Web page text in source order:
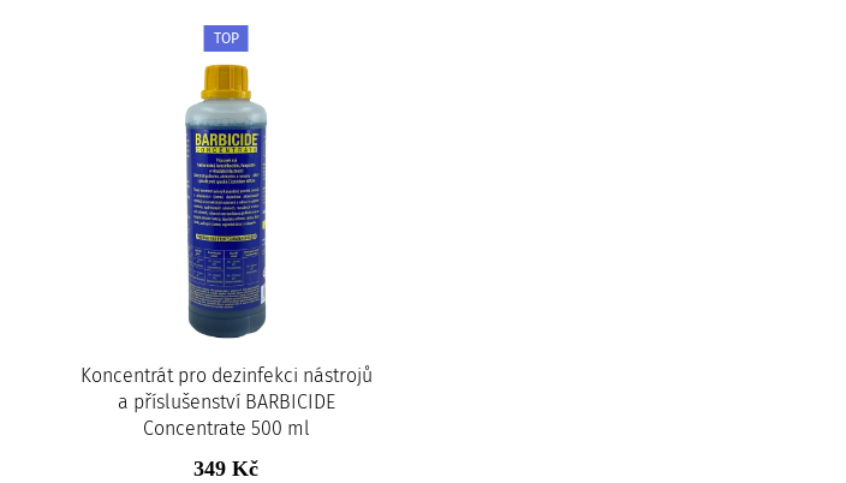
Koncentrát pro dezinfekci nástrojů
a příslušenství BARBICIDE
Concentrate 500 ml
TOP
349 Kč